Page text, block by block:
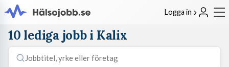
Logga in
10 lediga jobb i Kalix